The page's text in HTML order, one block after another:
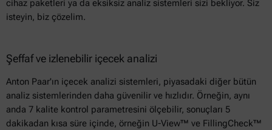
cihaz paketleri ya da eksiksiz analiz sistemleri sizi bekliyor. Siz
isteyin, biz çözelim.
Şeffaf ve izlenebilir içecek analizi
Anton Paar'ın içecek analizi sistemleri, piyasadaki diğer bütün
analiz sistemlerinden daha güvenilir ve hızlıdır. Örneğin, aynı
anda 7 kalite kontrol parametresini ölçebilir, sonuçları 5
dakikadan kısa süre içinde, örneğin U-View™ ve FillingCheck™